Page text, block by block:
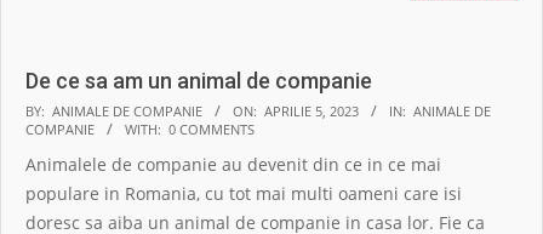
De ce sa am un animal de companie
2023-
04-
05
BY: ANIMALE DE COMPANIE ON: APRILIE 5, 2023 IN: ANIMALE DE
COMPANIE
WITH: 0 COMMENTS
Animalele de companie au devenit din ce in ce mai
populare in Romania, cu tot mai multi oameni care isi
doresc sa aiba un animal de companie in casa lor. Fie ca